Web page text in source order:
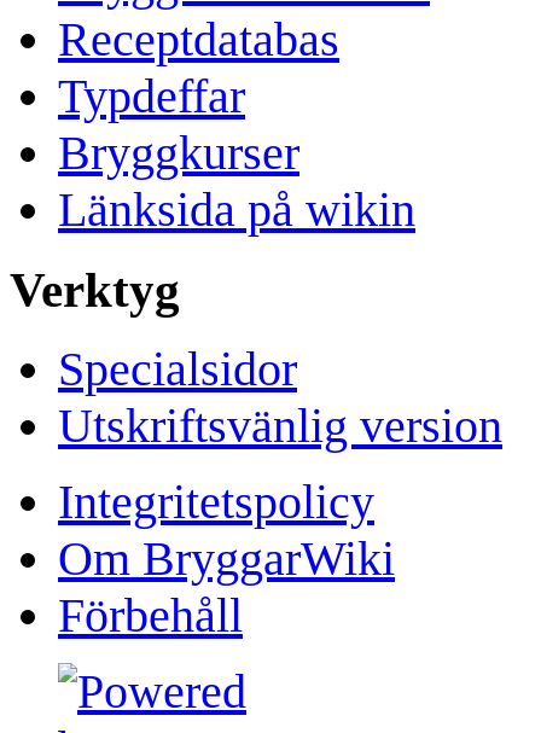
Receptdatabas
Typdeffar
Bryggkurser
Länksida på wikin
Verktyg
Specialsidor
Utskriftsvänlig version
Integritetspolicy
Om BryggarWiki
Förbehåll